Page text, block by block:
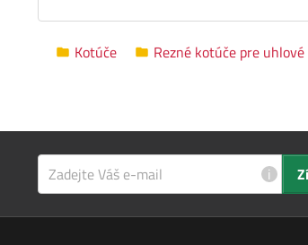
Kotúče Rezné kotúče pre
i